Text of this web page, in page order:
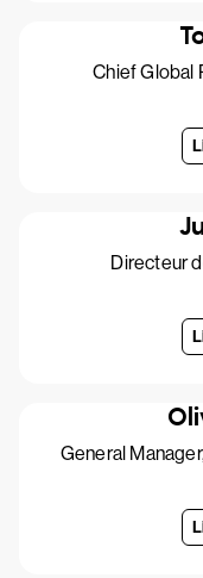
Chief Global
Directeur
General